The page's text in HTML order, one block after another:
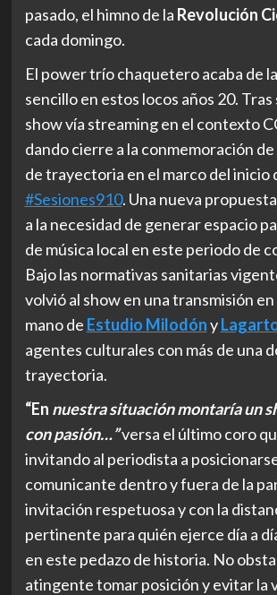
pasado, el himno de la Revolución
cada domingo.
El power trío chaquetero acaba de
sencillo en estos locos años 20.
show vía streaming en el contexto
dando cierre a la conmemoración de
de trayectoria en el marco del inicio
#Sesiones910. Una nueva
a la necesidad de generar espacio
de música local en este periodo de
Bajo las normativas sanitarias
volvió al show en una transmisión
mano de Estudio Milodóny
agentes culturales con más de una
trayectoria.
“En nuestra situación montaría un
con pasión…”versa el último coro
invitando al periodista a
comunicante dentro y fuera de la
invitación respetuosa y con la
pertinente para quién ejerce día a
en este pedazo de historia. No
atingente tomar posición y evitar la